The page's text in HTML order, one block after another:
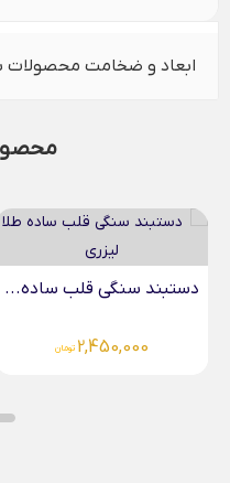
ابعاد و ضخامت محصولات
دستبند سنگی قلب ساده...
2,450,000 تومان